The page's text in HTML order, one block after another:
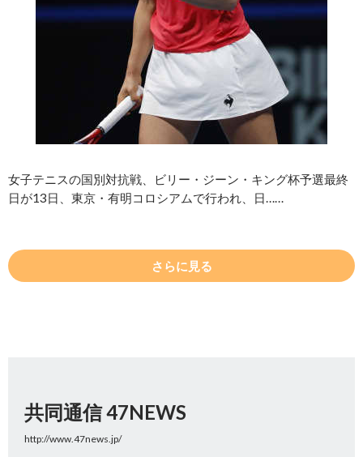
女子テニスの国別対抗戦、ビリー・ジーン・キング杯予選最終
日が13日、東京・有明コロシアムで行われ、日……
さらに見る
共同通信 47NEWS
http://www.47news.jp/